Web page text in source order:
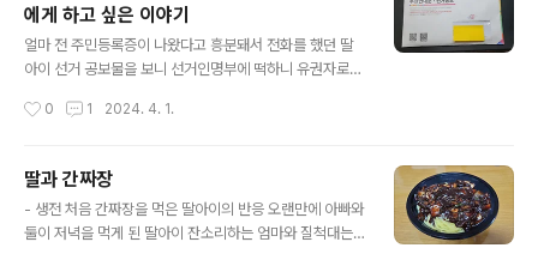
에게 하고 싶은 이야기
얼마 전 주민등록증이 나왔다고 흥분돼서 전화를 했던 딸
아이 선거 공보물을 보니 선거인명부에 떡하니 유권자로
하던 녀석이 어느덧 직접 선택을 해야 하는 대한민국 국민
포기하지 말고 옳은 선택을 하는 사람이 되었으면 좋겠습
니다. "딸아 투표는 권리고 권리를 포기한 사람은 그 어떤
것에도 불만을 표현할 수 없다. 부디 올바르게 권리를 행사
하는 사람이 되었으면 좋겠다." 오늘은 딸아이와 누구를, 어
0 1 2024. 4. 1.
딸과 간짜장
- 생전 처음 간짜장을 먹은 딸아이의 반응 오랜만에 아빠와
둘이 저녁을 먹게 된 딸아이 잔소리하는 엄마와 질척대는